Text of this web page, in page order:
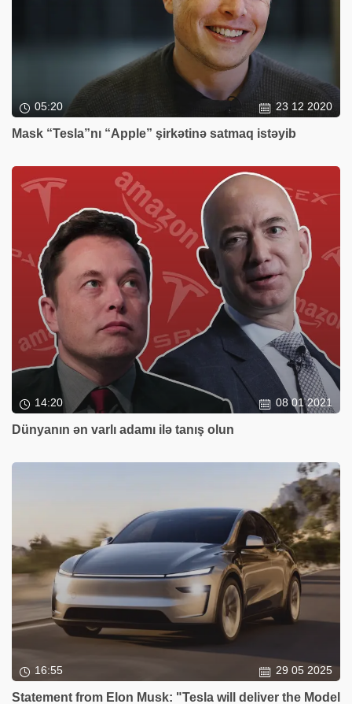
05:20 23 12 2020
Mask “Tesla”nı “Apple” şirkətinə satmaq istəyib
14:20 08 01 2021
Dünyanın ən varlı adamı ilə tanış olun
16:55 29 05 2025
Statement from Elon Musk: "Tesla will deliver the Model